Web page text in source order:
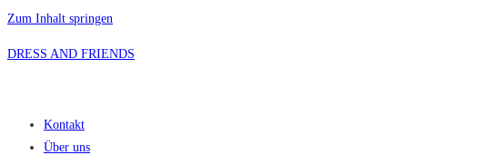
Zum Inhalt springen
DRESS AND FRIENDS
Kontakt
Über uns